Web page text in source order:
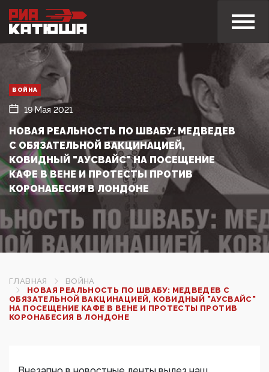
ВОЙНА
19 Мая 2021
НОВАЯ РЕАЛЬНОСТЬ ПО ШВАБУ: МЕДВЕДЕВ
С ОБЯЗАТЕЛЬНОЙ ВАКЦИНАЦИЕЙ,
КОВИДНЫЙ "АУСВАЙС" НА ПОСЕЩЕНИЕ
КАФЕ В ВЕНЕ И ПРОТЕСТЫ ПРОТИВ
КОРОНАБЕСИЯ В ЛОНДОНЕ
ГЛАВНАЯ
ВОЙНА
НОВАЯ РЕАЛЬНОСТЬ ПО ШВАБУ: МЕДВЕДЕВ С
ОБЯЗАТЕЛЬНОЙ ВАКЦИНАЦИЕЙ, КОВИДНЫЙ "АУСВАЙС"
НА ПОСЕЩЕНИЕ КАФЕ В ВЕНЕ И ПРОТЕСТЫ ПРОТИВ
КОРОНАБЕСИЯ В ЛОНДОНЕ